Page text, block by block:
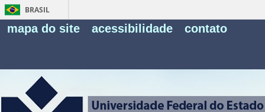
BRASIL
mapa do site acessibilidade contato